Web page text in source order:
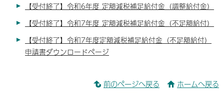
【受付終了】令和6年度 定額減税補足給付金（調整給付金）
【受付終了】令和7年度 定額減税補足給付金（不足額給付）
【受付終了】令和7年度定額減税補足給付金（不足額給付）
申請書ダウンロードページ
前のページへ戻る ホームへ戻る